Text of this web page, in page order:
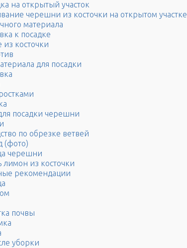
на открытый участок
черешни из косточки на открытом участке
материала
к посадке
косточки
для посадки
посадки черешни
по обрезке ветвей
(фото)
черешни
лимон из косточки
рекомендации
почвы
уборки